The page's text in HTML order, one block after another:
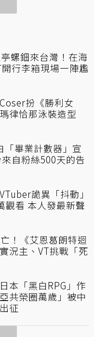
螺鈿來台灣！在海
行李箱現場一陣尷
扮《勝利女
律恰那泳裝造型
「畢業計數器」宣
自粉絲500天的告
詭異「抖動」
觀看 本人發最新聲
！《艾恩葛朗特迴
況主、VT挑戰「死
本「黑白RPG」作
共榮圈萬歲」被中
征